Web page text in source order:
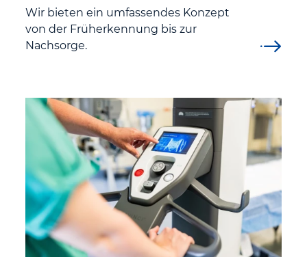
Ernährungs- und Diabetesberatung
Gelbfieberimpfstelle am St. Georg Klinikum Eisenach
Kinderurologisches Zentrum
Klinik Apotheke
Labor
Neuromuskuläre Ambulanz
Nierenkrebszentrum Westthüringen
Wir bieten ein umfassendes Konzept
von der Früherkennung bis zur
Nachsorge.